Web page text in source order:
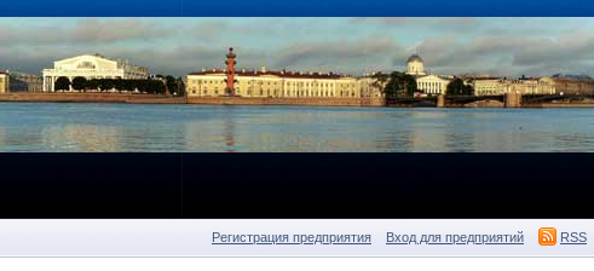
Регистрация предприятия Вход для предприятий RSS